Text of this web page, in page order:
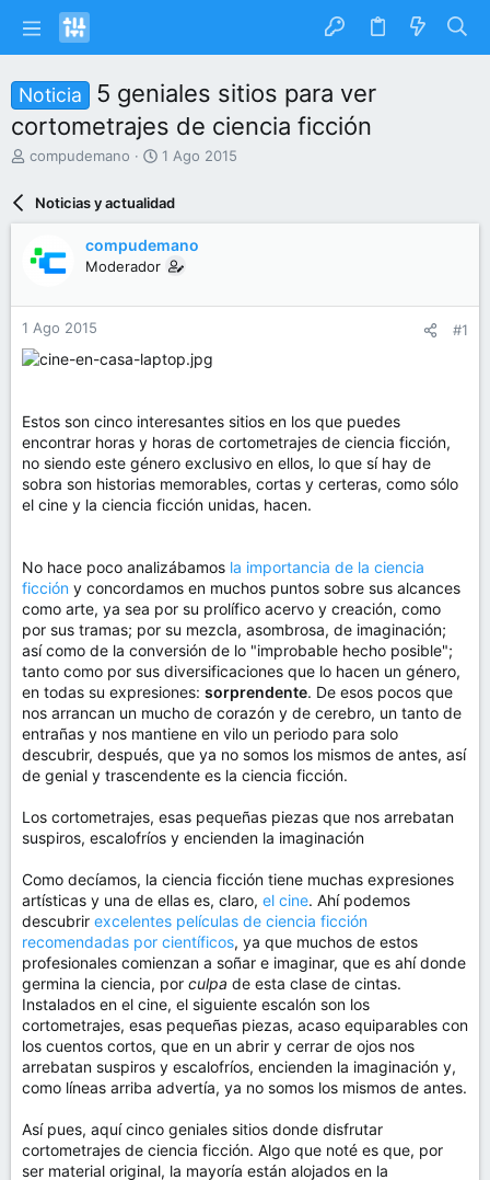
Noticia
5 geniales sitios para ver
cortometrajes de ciencia ficción
I
a
r
d
e
l
m
a
compudemano
F
h
d
e
n
c
1 Ago 2015
Noticias y actualidad
compudemano
Moderador
1 Ago 2015 #1
Estos son cinco interesantes sitios en los que puedes
encontrar horas y horas de cortometrajes de ciencia ficción,
no siendo este género exclusivo en ellos, lo que sí hay de
sobra son historias memorables, cortas y certeras, como sólo
el cine y la ciencia ficción unidas, hacen.
No hace poco analizábamos la importancia de la ciencia
ficción y concordamos en muchos puntos sobre sus alcances
como arte, ya sea por su prolífico acervo y creación, como
por sus tramas; por su mezcla, asombrosa, de imaginación;
así como de la conversión de lo "improbable hecho posible";
tanto como por sus diversificaciones que lo hacen un género,
en todas su expresiones: sorprendente. De esos pocos que
nos arrancan un mucho de corazón y de cerebro, un tanto de
entrañas y nos mantiene en vilo un periodo para solo
descubrir, después, que ya no somos los mismos de antes, así
de genial y trascendente es la ciencia ficción.
Los cortometrajes, esas pequeñas piezas que nos arrebatan
suspiros, escalofríos y encienden la imaginación
Como decíamos, la ciencia ficción tiene muchas expresiones
artísticas y una de ellas es, claro, el cine. Ahí podemos
descubrir excelentes películas de ciencia ficción
recomendadas por científicos, ya que muchos de estos
profesionales comienzan a soñar e imaginar, que es ahí donde
germina la ciencia, por culpa de esta clase de cintas.
Instalados en el cine, el siguiente escalón son los
cortometrajes, esas pequeñas piezas, acaso equiparables con
los cuentos cortos, que en un abrir y cerrar de ojos nos
arrebatan suspiros y escalofríos, encienden la imaginación y,
como líneas arriba advertía, ya no somos los mismos de antes.
Así pues, aquí cinco geniales sitios donde disfrutar
cortometrajes de ciencia ficción. Algo que noté es que, por
ser material original, la mayoría están alojados en la